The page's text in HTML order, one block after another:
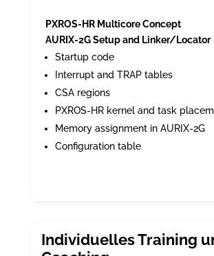
PXROS-HR Multicore Concept
AURIX-2G Setup and Linker/Locator
Startup code
Interrupt and TRAP tables
CSA regions
PXROS-HR kernel and task
Memory assignment in AURIX-2G
Configuration table